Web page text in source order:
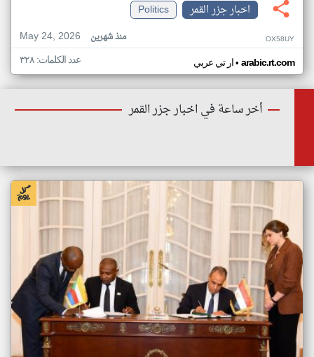
اخبار جزر القمر
Politics
May 24, 2026
منذ شهرين OX58UY
ار تي عربي• arabic.rt.com عدد الكلمات: ٣٢٨
أخر ساعة في اخبار جزر القمر